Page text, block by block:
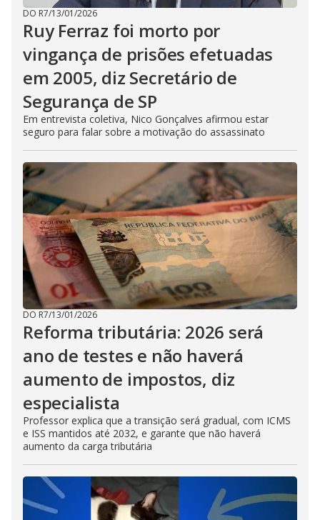
DO R7/13/01/2026
Ruy Ferraz foi morto por
vingança de prisões efetuadas
em 2005, diz Secretário de
Segurança de SP
Em entrevista coletiva, Nico Gonçalves afirmou estar
seguro para falar sobre a motivação do assassinato
DO R7/13/01/2026
Reforma tributária: 2026 será
ano de testes e não haverá
aumento de impostos, diz
especialista
Professor explica que a transição será gradual, com ICMS
e ISS mantidos até 2032, e garante que não haverá
aumento da carga tributária